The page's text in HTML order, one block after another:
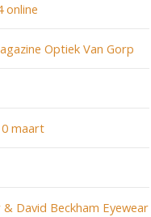
online
Optiek Van Gorp
maart
David Beckham Eyewear